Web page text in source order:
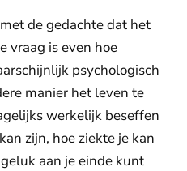
de gedachte dat het
vraag is even hoe
psychologisch
manier het leven te
werkelijk beseffen
zijn, hoe ziekte je kan
aan je einde kunt